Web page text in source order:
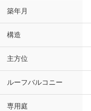
築年月
構造
主方位
ルーフバルコニー
専用庭